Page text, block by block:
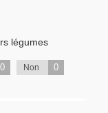
légumes
0 Non 0